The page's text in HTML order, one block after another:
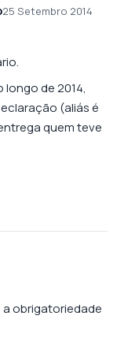
25 Setembro 2014
de 2014,
(aliás é
quem teve
a obrigatoriedade